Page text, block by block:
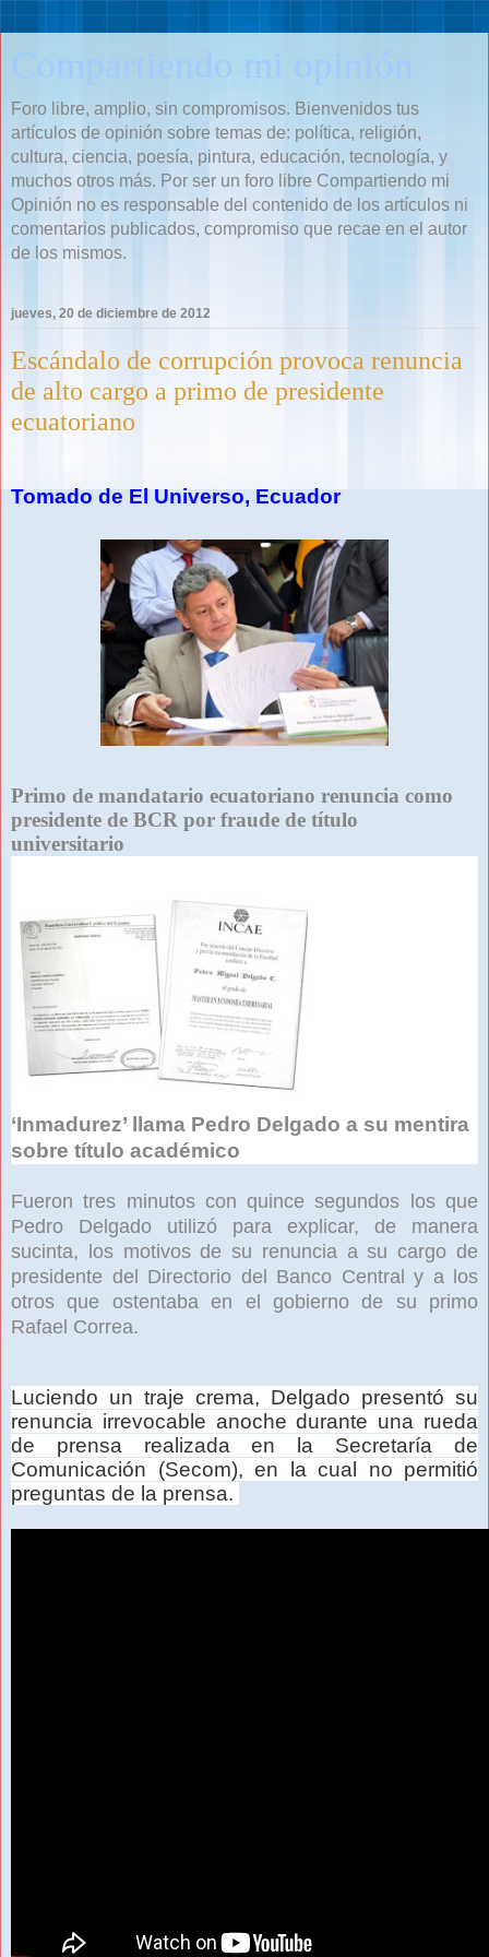
Compartiendo mi opinión
Foro libre, amplio, sin compromisos. Bienvenidos tus
artículos de opinión sobre temas de: política, religión,
cultura, ciencia, poesía, pintura, educación, tecnología, y
muchos otros más. Por ser un foro libre Compartiendo mi
Opinión no es responsable del contenido de los artículos ni
comentarios publicados, compromiso que recae en el autor
de los mismos.
jueves, 20 de diciembre de 2012
Escándalo de corrupción provoca renuncia
de alto cargo a primo de presidente
ecuatoriano
Tomado de El Universo, Ecuador
Primo de mandatario ecuatoriano renuncia como
presidente de BCR por fraude de título
universitario
‘Inmadurez’ llama Pedro Delgado a su mentira
sobre título académico
Fueron tres minutos con quince segundos los que
Pedro Delgado utilizó para explicar, de manera
sucinta, los motivos de su renuncia a su cargo de
presidente del Directorio del Banco Central y a los
otros que ostentaba en el gobierno de su primo
Rafael Correa.
Luciendo un traje crema, Delgado presentó su
renuncia irrevocable anoche durante una rueda
de prensa realizada en la Secretaría de
Comunicación (Secom), en la cual no permitió
preguntas de la prensa.